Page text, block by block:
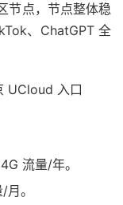
节点，节点整体稳
、ChatGPT 全
UCloud 入口
流量/年。
。